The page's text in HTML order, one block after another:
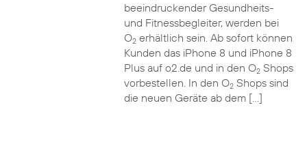
beeindruckender Gesundheits-
und Fitnessbegleiter, werden bei
O2erhältlich sein. Ab sofort können
Kunden das iPhone 8 und iPhone 8
Plus auf o2.de und in den O2Shops
vorbestellen. In den O2Shops sind
die neuen Geräte ab dem […]